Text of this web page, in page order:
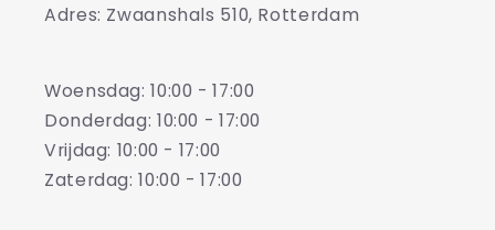
Adres: Zwaanshals 510, Rotterdam
Woensdag: 10:00 - 17:00
Donderdag: 10:00 - 17:00
Vrijdag: 10:00 - 17:00
Zaterdag: 10:00 - 17:00